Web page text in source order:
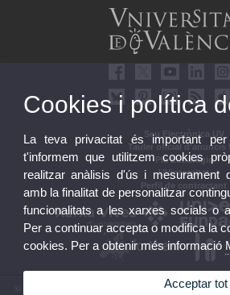
Seu Electrònica UV
Tauler oficial d'anuncis
Pla Estratègic
UVintegritat
Perfil de contractant
© 2026 UV. - Av. Blasco Ibáñez, 13. 46010 València.
Cookies i política
La teva privacitat és important
t'informem que utilitzem cookies
realitzar anàlisis d'ús i mesurament
amb la finalitat de personalitzar
funcionalitats a les xarxes socials o
Per a continuar accepta o modifica la
cookies. Per a obtenir més informació
Acceptar tot